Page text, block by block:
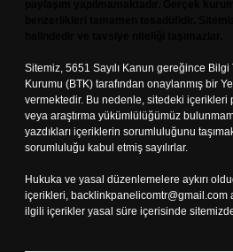
Sitemiz, 5651 Sayılı Kanun gereğince
Kurumu (BTK) tarafından onaylanmış bir
vermektedir. Bu nedenle, sitedeki içerikleri
veya araştırma yükümlülüğümüz
yazdıkları içeriklerin sorumluluğunu
sorumluluğu kabul etmiş sayılırlar.
Hukuka ve yasal düzenlemelere aykırı
içerikleri, backlinkpanelicomtr@gmail.com
ilgili içerikler yasal süre içerisinde